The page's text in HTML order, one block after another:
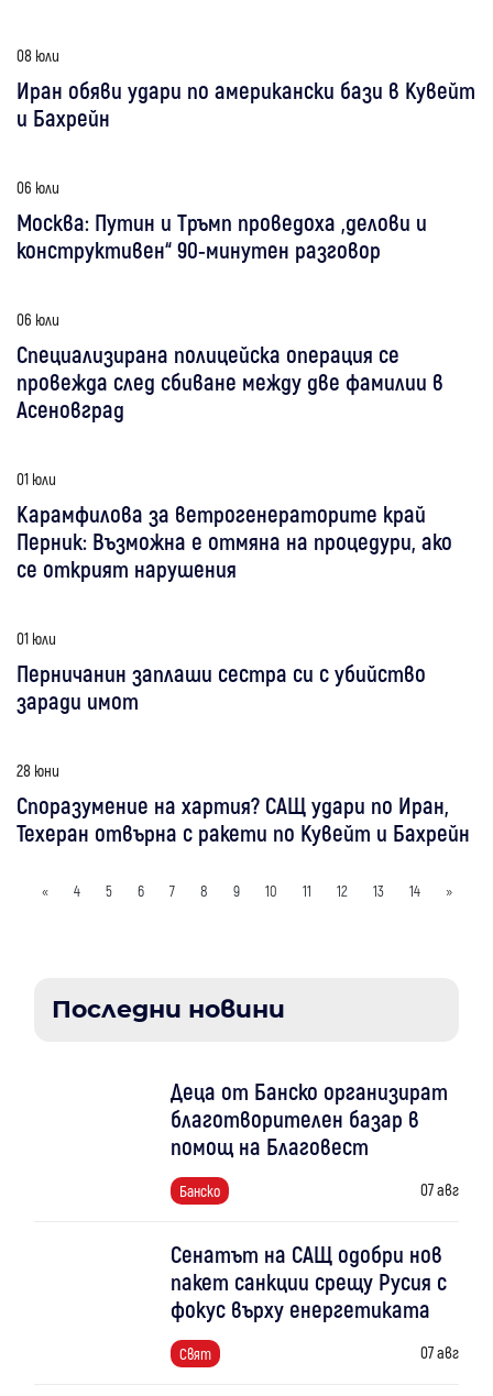
08 юли
Иран обяви удари по американски бази в Кувейт
и Бахрейн
06 юли
Москва: Путин и Тръмп проведоха „делови и
конструктивен“ 90-минутен разговор
06 юли
Специализирана полицейска операция се
провежда след сбиване между две фамилии в
Асеновград
01 юли
Карамфилова за ветрогенераторите край
Перник: Възможна е отмяна на процедури, ако
се открият нарушения
01 юли
Перничанин заплаши сестра си с убийство
заради имот
28 юни
Споразумение на хартия? САЩ удари по Иран,
Техеран отвърна с ракети по Кувейт и Бахрейн
« 4 5 6 7 8 9 10 11 12 13 14 »
Последни новини
Деца от Банско организират
благотворителен базар в
помощ на Благовест
Банско 07 авг
Сенатът на САЩ одобри нов
пакет санкции срещу Русия с
фокус върху енергетиката
Свят 07 авг